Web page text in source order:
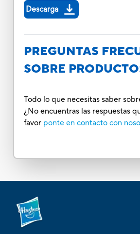
Descarga
PREGUNTAS
SOBRE
Todo lo que necesitas saber
¿No encuentras las respuestas
favor ponte en contacto con